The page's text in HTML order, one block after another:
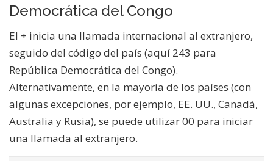
Democrática del Congo
El + inicia una llamada internacional al extranjero,
seguido del código del país (aquí 243 para
República Democrática del Congo).
Alternativamente, en la mayoría de los países (con
algunas excepciones, por ejemplo, EE. UU., Canadá,
Australia y Rusia), se puede utilizar 00 para iniciar
una llamada al extranjero.